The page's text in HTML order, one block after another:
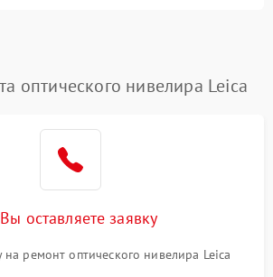
оптического нивелира Leica
оставляете заявку
на ремонт оптического нивелира Leica